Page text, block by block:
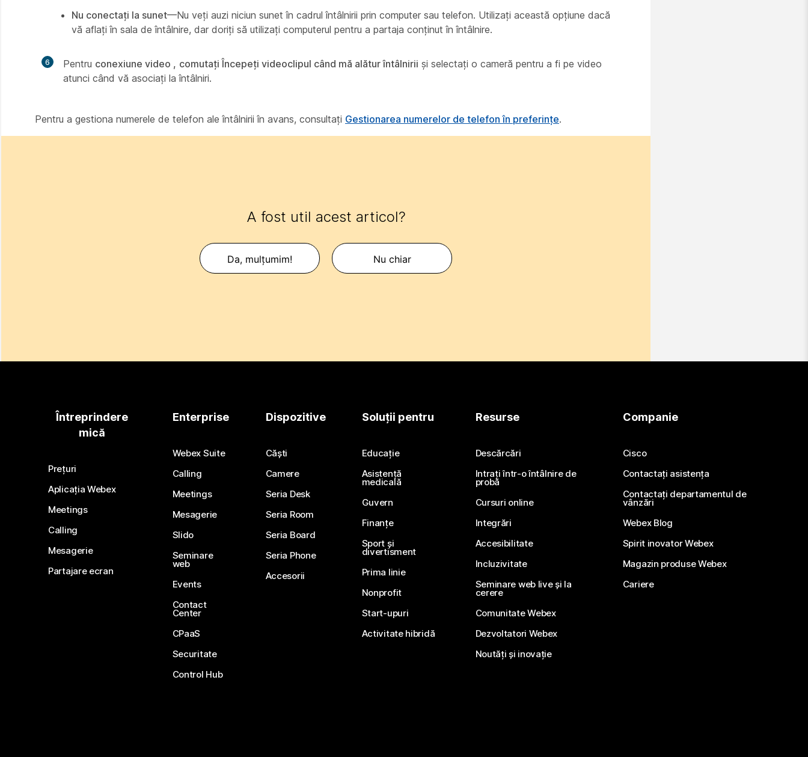
Nu conectați la sunet—Nu veți auzi niciun sunet în cadrul întâlnirii prin computer sau telefon. Utilizați această opțiune dacă
vă aflați în sala de întâlnire, dar doriți să utilizați computerul pentru a partaja conținut în întâlnire.
6 Pentru conexiune video , comutați Începeți videoclipul când mă alătur întâlnirii și selectați o cameră pentru a fi pe video
atunci când vă asociați la întâlniri.
Pentru a gestiona numerele de telefon ale întâlnirii în avans, consultați Gestionarea numerelor de telefon în preferințe.
A fost util acest articol?
Da, mulțumim! Nu chiar
Întreprindere
mică
Prețuri
Aplicația Webex
Meetings
Calling
Mesagerie
Partajare ecran
Enterprise
Webex Suite
Calling
Meetings
Mesagerie
Slido
Seminare
web
Events
Contact
Center
CPaaS
Securitate
Control Hub
Dispozitive
Căști
Camere
Seria Desk
Seria Room
Seria Board
Seria Phone
Accesorii
Soluții pentru
Educație
Asistență
medicală
Guvern
Finanțe
Sport și
divertisment
Prima linie
Nonprofit
Start-upuri
Activitate hibridă
Resurse
Descărcări
Intrați într-o întâlnire de
probă
Cursuri online
Integrări
Accesibilitate
Incluzivitate
Seminare web live și la
cerere
Comunitate Webex
Dezvoltatori Webex
Noutăți și inovație
Companie
Cisco
Contactați asistența
Contactați departamentul de
vânzări
Webex Blog
Spirit inovator Webex
Magazin produse Webex
Cariere